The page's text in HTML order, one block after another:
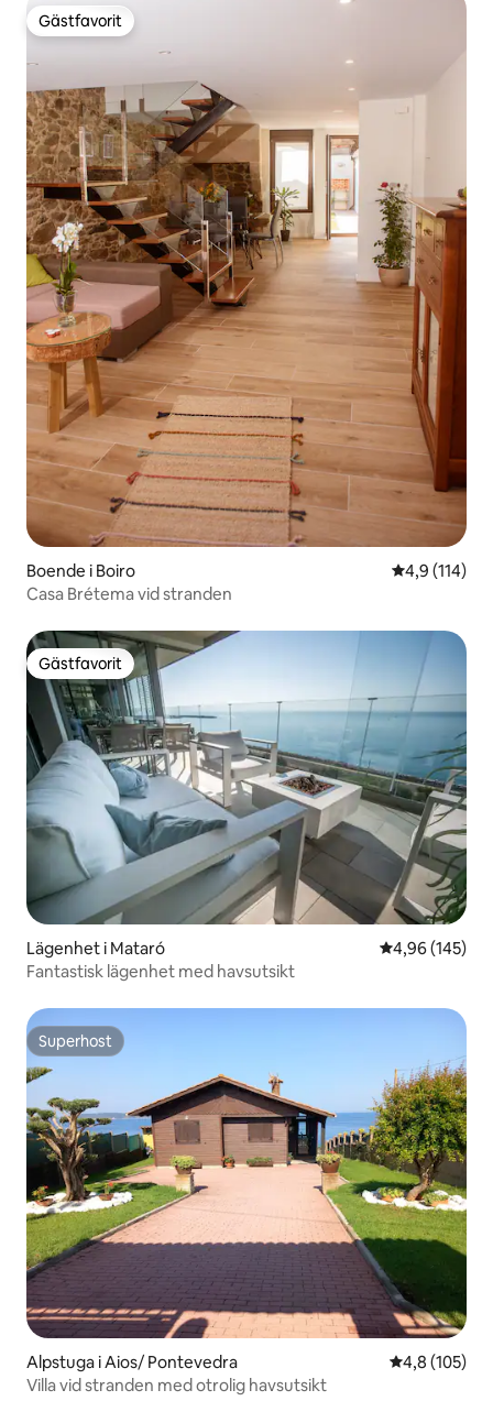
Gästfavorit
Gästfavorit
Boende i Boiro 4,9 av 5 i
4,9 (114)
Casa Brétema vid stranden
Gästfavorit
Gästfavorit
Lägenhet i Mataró 4,96 av 5 i
4,96 (145)
Fantastisk lägenhet med havsutsikt
Superhost
Superhost
Alpstuga i Aios/ Pontevedra 4,8 av 5 i
4,8 (105)
Villa vid stranden med otrolig havsutsikt